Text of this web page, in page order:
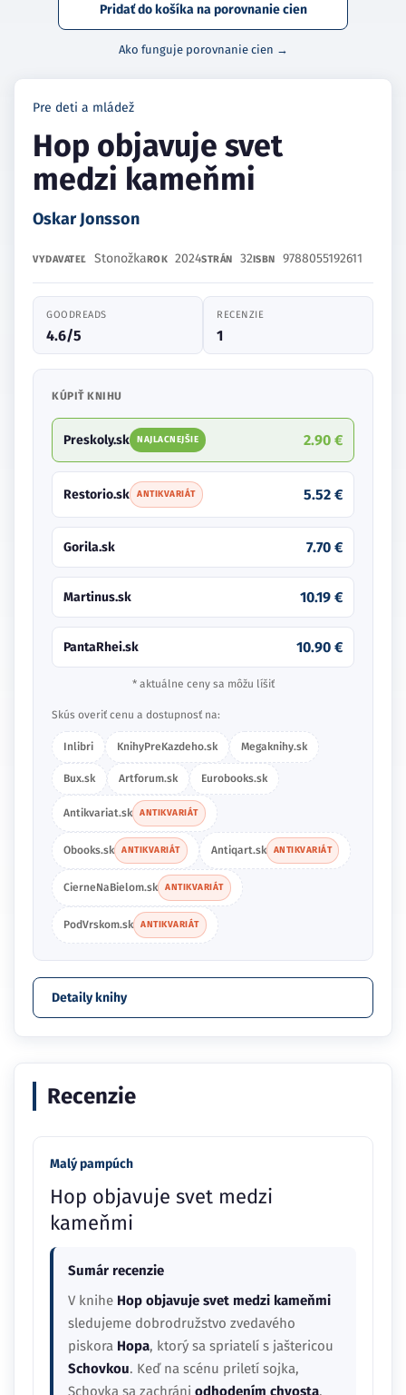
Pridať do košíka na porovnanie cien
Ako funguje porovnanie cien →
Pre deti a mládež
Hop objavuje svet
medzi kameňmi
Oskar Jonsson
VYDAVATEĽ StonožkaROK 2024STRÁN 32ISBN 9788055192611
GOODREADS
4.6/5
RECENZIE
1
KÚPIŤ KNIHU
Preskoly.sk NAJLACNEJŠIE 2.90 €
Restorio.sk ANTIKVARIÁT 5.52 €
Gorila.sk 7.70 €
Martinus.sk 10.19 €
PantaRhei.sk 10.90 €
* aktuálne ceny sa môžu líšiť
Skús overiť cenu a dostupnosť na:
Inlibri KnihyPreKazdeho.sk Megaknihy.sk
Bux.sk Artforum.sk Eurobooks.sk
Antikvariat.sk ANTIKVARIÁT
Obooks.sk ANTIKVARIÁT Antiqart.sk ANTIKVARIÁT
CierneNaBielom.sk ANTIKVARIÁT
PodVrskom.sk ANTIKVARIÁT
Detaily knihy
Recenzie
Malý pampúch
Hop objavuje svet medzi
kameňmi
Sumár recenzie
V knihe Hop objavuje svet medzi kameňmi
sledujeme dobrodružstvo zvedavého
piskora Hopa, ktorý sa spriatelí s jaštericou
Schovkou. Keď na scénu priletí sojka,
Schovka sa zachráni odhodením chvosta,